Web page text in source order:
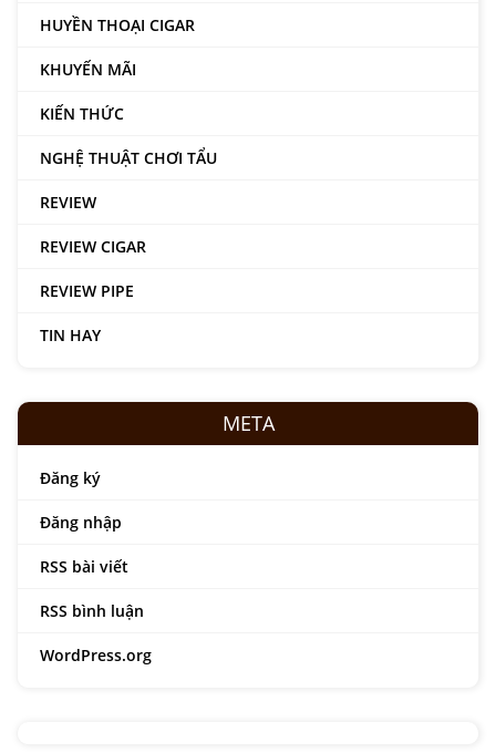
HUYỀN THOẠI CIGAR
KHUYẾN MÃI
KIẾN THỨC
NGHỆ THUẬT CHƠI TẨU
REVIEW
REVIEW CIGAR
REVIEW PIPE
TIN HAY
META
Đăng ký
Đăng nhập
RSS bài viết
RSS bình luận
WordPress.org